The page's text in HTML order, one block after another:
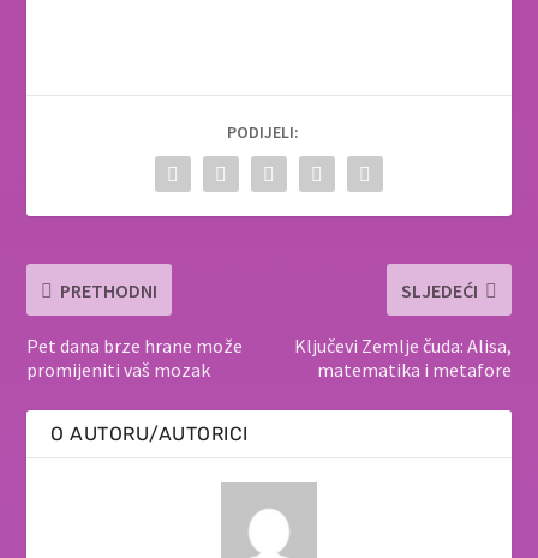
PODIJELI:
PRETHODNI
Pet dana brze hrane može
promijeniti vaš mozak
SLJEDEĆI
Ključevi Zemlje čuda: Alisa,
matematika i metafore
O AUTORU/AUTORICI